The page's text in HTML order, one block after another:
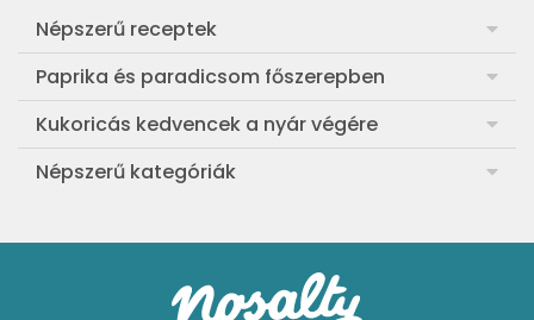
Népszerű receptek
Frankfurti leves
Egyszerű muffin
Aranygaluska
Egyszerű krumplifőzelék
Klasszikus madártej
Paprika és paradicsom főszerepben
Pan con Tomate
Paradicsom és paprika eltevése télre
Paradicsomos húsgombóc
Paradicsomos flat tart leveles tésztából
Kukoricás kedvencek a nyár végére
Legfinomabb főtt kukorica
Szójás-vajas grillkukoricák
Népszerű kategóriák